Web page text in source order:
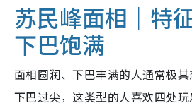
苏民峰面相｜特
下巴饱满
面相圆润、下巴丰满的人通常极
下巴过尖，这类型的人喜欢四处